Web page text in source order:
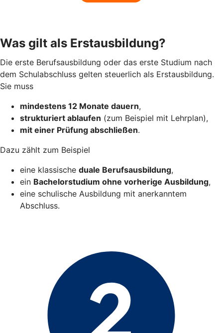
Was gilt als Erstausbildung?
Die erste Berufsausbildung oder das erste Studium nach
dem Schulabschluss gelten steuerlich als Erstausbildung.
Sie muss
mindestens 12 Monate dauern,
strukturiert ablaufen (zum Beispiel mit Lehrplan),
mit einer Prüfung abschließen.
Dazu zählt zum Beispiel
eine klassische duale Berufsausbildung,
ein Bachelorstudium ohne vorherige Ausbildung,
eine schulische Ausbildung mit anerkanntem
Abschluss.